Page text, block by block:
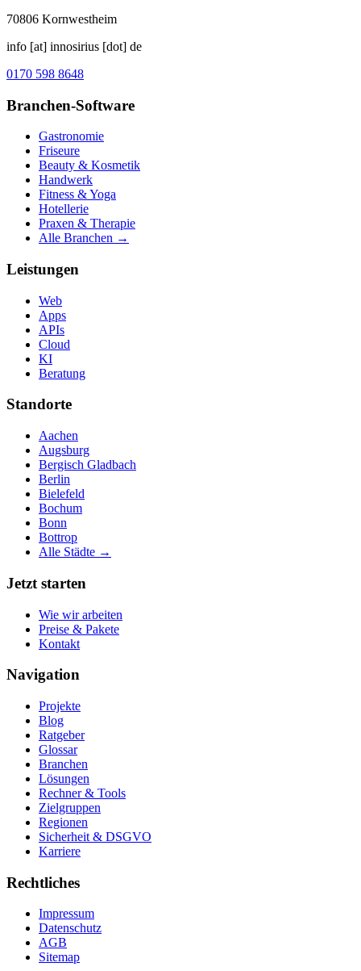
70806 Kornwestheim
info [at] innosirius [dot] de
0170 598 8648
Branchen-Software
Gastronomie
Friseure
Beauty & Kosmetik
Handwerk
Fitness & Yoga
Hotellerie
Praxen & Therapie
Alle Branchen →
Leistungen
Web
Apps
APIs
Cloud
KI
Beratung
Standorte
Aachen
Augsburg
Bergisch Gladbach
Berlin
Bielefeld
Bochum
Bonn
Bottrop
Alle Städte →
Jetzt starten
Wie wir arbeiten
Preise & Pakete
Kontakt
Navigation
Projekte
Blog
Ratgeber
Glossar
Branchen
Lösungen
Rechner & Tools
Zielgruppen
Regionen
Sicherheit & DSGVO
Karriere
Rechtliches
Impressum
Datenschutz
AGB
Sitemap